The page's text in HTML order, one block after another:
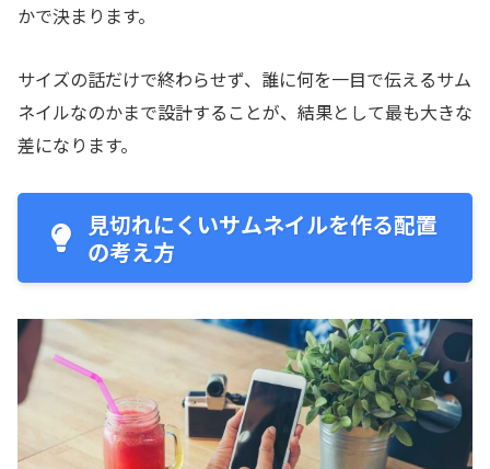
かで決まります。
サイズの話だけで終わらせず、誰に何を一目で伝えるサム
ネイルなのかまで設計することが、結果として最も大きな
差になります。
見切れにくいサムネイルを作る配置
の考え方